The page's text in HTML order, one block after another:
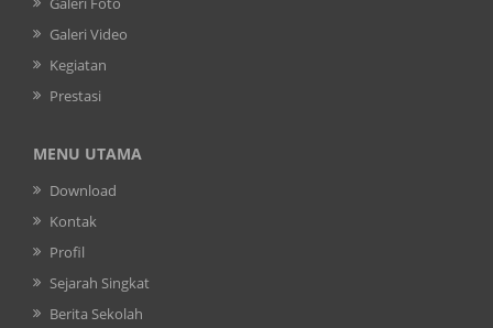
Galeri Video
Kegiatan
Prestasi
MENU UTAMA
Download
Kontak
Profil
Sejarah Singkat
Berita Sekolah